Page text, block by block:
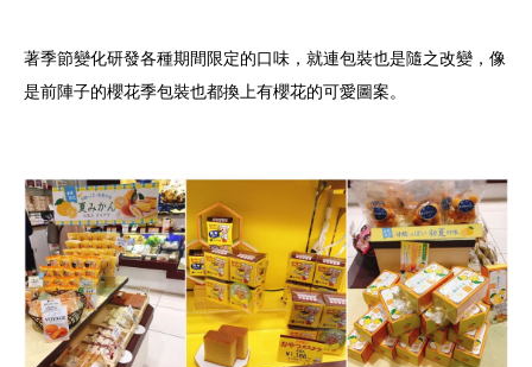
著季節變化研發各種期間限定的口味，就連包裝也是隨之改變，像
是前陣子的櫻花季包裝也都換上有櫻花的可愛圖案。